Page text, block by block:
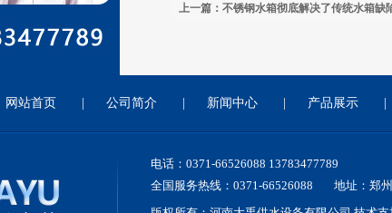
上一篇： 不锈钢水箱彻底解决了传统水箱缺
网站首页 公司简介 新闻中心 产品展示
电话：0371-66526088 13783477789
全国服务热线：0371-66526088
地址：郑